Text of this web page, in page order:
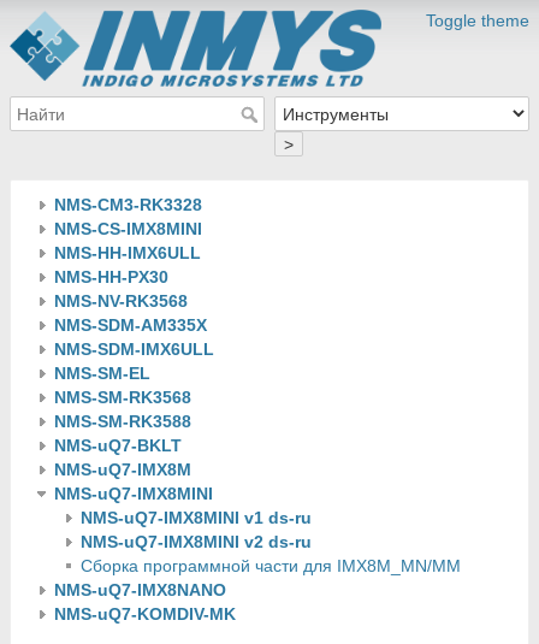
Toggle theme
>
NMS-CM3-RK3328
NMS-CS-IMX8MINI
NMS-HH-IMX6ULL
NMS-HH-PX30
NMS-NV-RK3568
NMS-SDM-AM335X
NMS-SDM-IMX6ULL
NMS-SM-EL
NMS-SM-RK3568
NMS-SM-RK3588
NMS-uQ7-BKLT
NMS-uQ7-IMX8M
NMS-uQ7-IMX8MINI
NMS-uQ7-IMX8MINI v1 ds-ru
NMS-uQ7-IMX8MINI v2 ds-ru
Сборка программной части для IMX8M_MN/MM
NMS-uQ7-IMX8NANO
NMS-uQ7-KOMDIV-MK